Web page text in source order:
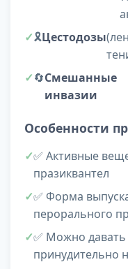
🎗️Цестодозы
🔄Смешанные
инвазии
Особенности
✅ Активные
празиквантел
✅ Форма
перорального
✅ Можно
принудительно